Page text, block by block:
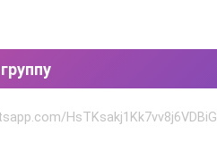
HsTKsakj1Kk7vv8j6VDBiG